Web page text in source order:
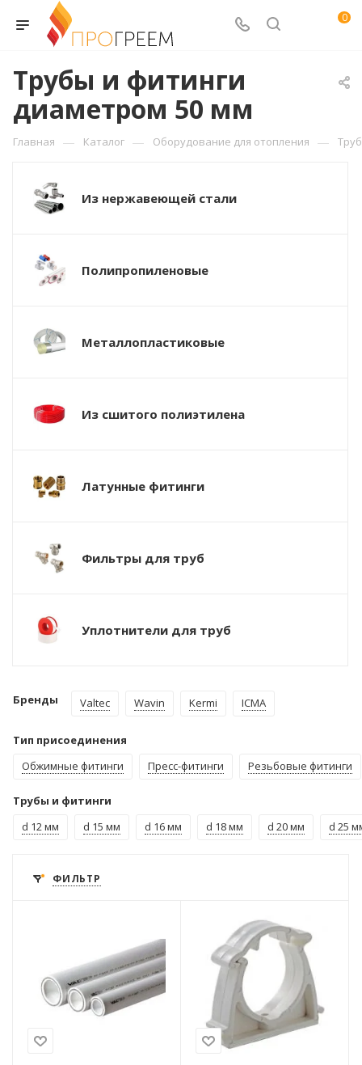
0
Трубы и фитинги
диаметром 50 мм
Главная — Каталог — Оборудование для отопления —
Из нержавеющей стали
Полипропиленовые
Металлопластиковые
Из сшитого полиэтилена
Латунные фитинги
Фильтры для труб
Уплотнители для труб
Бренды Valtec Wavin Kermi ICMA
Тип присоединения
Обжимные фитинги
Пресс-фитинги Резьбовые фитинги
Трубы и фитинги
d 12 мм
d 15 мм d 16 мм d 18 мм d 20 мм d 25
ФИЛЬТР